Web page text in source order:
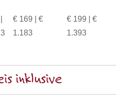
€ 169 | €
1.183
€ 199 | €
1.393
inklusive